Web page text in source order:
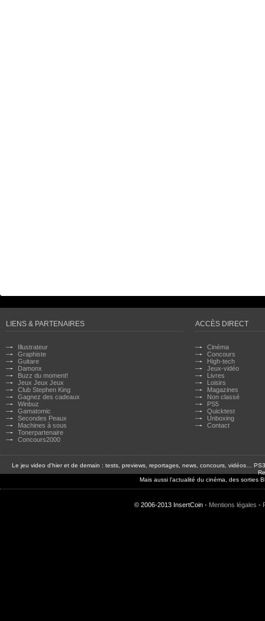
LIENS & PARTENAIRES
Illustrateur
Graphiste
Guitare
Damonx
Buzz du moment!
Jeux Jeux Jeux
Club Stephen King
Gagnez des cadeaux
Winbuz
Gamatomic
Secondes Peaux
Machines à sous
Tonerpartenaire
Concours2000
ACCÈS DIRECT
Cinéma
Concours
High-tech
Jeux-vidéo
Livres
Loisirs
Magazines
Non classé
PS5
Quicktest
Unboxing
Contact
Le jeu video d'hier et de demain : tests, previews, reportages, news, concours, vidéos…
Mais aussi l'actualité du cinéma, des sorties
© 2006-2013 InsertCoin - Mentions légales -